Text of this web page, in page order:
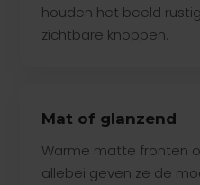
houden het beeld
zichtbare knoppen.
Mat of glanzend
Warme matte fronten
allebei geven ze de